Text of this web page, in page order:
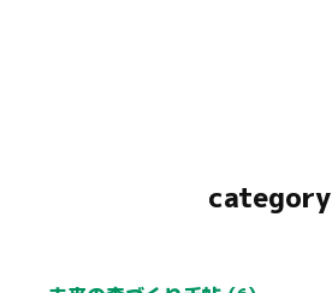
category